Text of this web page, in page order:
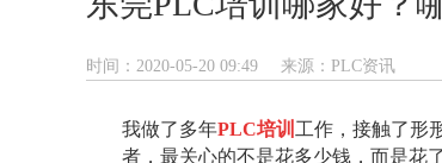
时间：2020-05-20 09:49 来源：PLC资讯
我做了多年PLC培训 工作，接触了形
者，最关心的不是花多少钱，而是花